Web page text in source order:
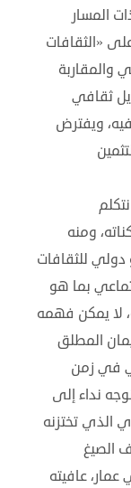
المسار
«الثقافات
والمقاربة
ثقافي
ويفترض
ومنه
للثقافات
بما هو
لا يمكن فهمه
المطلق
في زمن
نداء إلى
الذي تختزنه
الصيغ
عافيته